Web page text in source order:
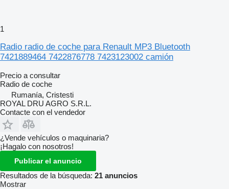
1
Radio radio de coche para Renault MP3 Bluetooth
7421889464 7422876778 7423123002 camión
Precio a consultar
Radio de coche
Rumanía, Cristesti
ROYAL DRU AGRO S.R.L.
Contacte con el vendedor
¿Vende vehículos o maquinaria?
¡Hagalo con nosotros!
Publicar el anuncio
Resultados de la búsqueda: 21 anuncios
Mostrar